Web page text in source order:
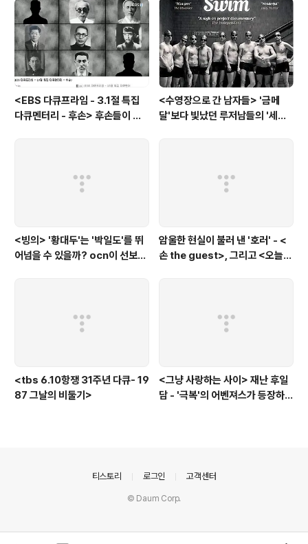
<EBS 다큐프라임 - 3.1절 특집
다큐멘터리 - 후손> 후손들이 말
<수영장으로 간 남자들> '금메
달'보다 빛났던 루저남들의 '세라
<빙의> '황대두'는 '박일도'를 뛰
어넘을 수 있을까? ocn이 선보인
암울한 현실이 불러 낸 '호러' - <
손 the guest>, 그리고 <오늘의
<tbs 6.10항쟁 31주년 다큐- 19
87 그날의 비둘기>
<그냥 사랑하는 사이> 재난 후일
담 - '극복'의 어벤져스가 등장하
티스토리 로그인 고객센터
© Daum Corp.